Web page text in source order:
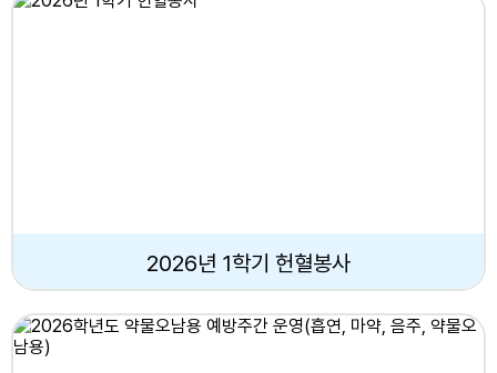
2026년 1학기 헌혈봉사